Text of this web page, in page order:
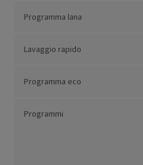
Programma lana
Lavaggio rapido
Programma eco
Programmi